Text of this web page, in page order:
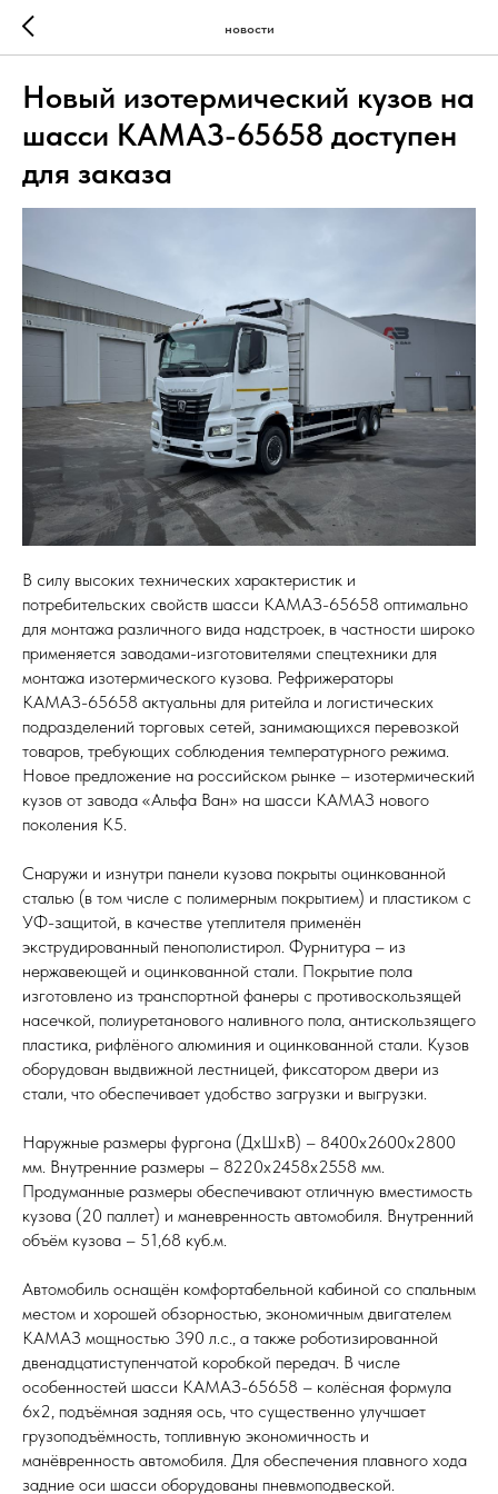
новости
Новый изотермический кузов на
шасси КАМАЗ-65658 доступен
для заказа
В силу высоких технических характеристик и
потребительских свойств шасси КАМАЗ-65658 оптимально
для монтажа различного вида надстроек, в частности широко
применяется заводами-изготовителями спецтехники для
монтажа изотермического кузова. Рефрижераторы
КАМАЗ-65658 актуальны для ритейла и логистических
подразделений торговых сетей, занимающихся перевозкой
товаров, требующих соблюдения температурного режима.
Новое предложение на российском рынке – изотермический
кузов от завода «Альфа Ван» на шасси КАМАЗ нового
поколения К5.
Снаружи и изнутри панели кузова покрыты оцинкованной
сталью (в том числе с полимерным покрытием) и пластиком с
УФ-защитой, в качестве утеплителя применён
экструдированный пенополистирол. Фурнитура – из
нержавеющей и оцинкованной стали. Покрытие пола
изготовлено из транспортной фанеры с противоскользящей
насечкой, полиуретанового наливного пола, антискользящего
пластика, рифлёного алюминия и оцинкованной стали. Кузов
оборудован выдвижной лестницей, фиксатором двери из
стали, что обеспечивает удобство загрузки и выгрузки.
Наружные размеры фургона (ДхШхВ) – 8400х2600х2800
мм. Внутренние размеры – 8220х2458х2558 мм.
Продуманные размеры обеспечивают отличную вместимость
кузова (20 паллет) и маневренность автомобиля. Внутренний
объём кузова – 51,68 куб.м.
Автомобиль оснащён комфортабельной кабиной со спальным
местом и хорошей обзорностью, экономичным двигателем
КАМАЗ мощностью 390 л.с., а также роботизированной
двенадцатиступенчатой коробкой передач. В числе
особенностей шасси КАМАЗ-65658 – колёсная формула
6х2, подъёмная задняя ось, что существенно улучшает
грузоподъёмность, топливную экономичность и
манёвренность автомобиля. Для обеспечения плавного хода
задние оси шасси оборудованы пневмоподвеской.